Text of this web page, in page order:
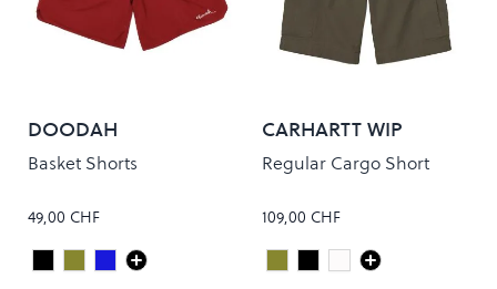
DOODAH
Basket Shorts
49,00 CHF
Colour
BlackOlive Green
Navy
CARHARTT WIP
Regular Cargo Short
109,00 CHF
Colour
Cypress Rinsed
Black Rinsed
White Rinsed